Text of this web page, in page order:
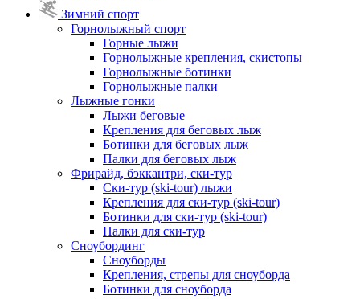
Зимний спорт
Горнолыжный спорт
Горные лыжи
Горнолыжные крепления, скистопы
Горнолыжные ботинки
Горнолыжные палки
Лыжные гонки
Лыжи беговые
Крепления для беговых лыж
Ботинки для беговых лыж
Палки для беговых лыж
Фрирайд, бэккантри, ски-тур
Ски-тур (ski-tour) лыжи
Крепления для ски-тур (ski-tour)
Ботинки для ски-тур (ski-tour)
Палки для ски-тур
Сноубординг
Сноуборды
Крепления, стрепы для сноуборда
Ботинки для сноуборда